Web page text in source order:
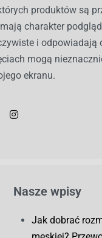
produktów są
charakter
i odpowiadają
mogą
ekranu.
Nasze wpisy
Jak dobrać